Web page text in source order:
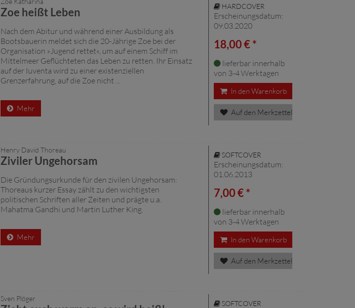
Zoe heißt Leben
Nach dem Abitur und während einer Ausbildung als
Bootsbauerin meldet sich die 20-Jährige Zoe bei der
Organisation »Jugend rettet«, um auf einem Schiff im
Mittelmeer Geflüchteten das Leben zu retten. Ihr Einsatz
auf der Iuventa wird zu einer existenziellen
Grenzerfahrung, auf die Zoe nicht ...
Mehr
HARDCOVER
Erscheinungsdatum:
09.03.2020
18,00 € *
lieferbar innerhalb
von 3-4 Werktagen
In den Warenkorb
Auf den Merkzettel
Henry David Thoreau
Ziviler Ungehorsam
Die Gründungsurkunde für den zivilen Ungehorsam:
Thoreaus kurzer Essay zählt zu den wichtigsten
politischen Schriften aller Zeiten und prägte u.a.
Mahatma Gandhi und Martin Luther King.
Mehr
SOFTCOVER
Erscheinungsdatum:
01.06.2013
7,00 € *
lieferbar innerhalb
von 3-4 Werktagen
In den Warenkorb
Auf den Merkzettel
Sven Plöger
SOFTCOVER